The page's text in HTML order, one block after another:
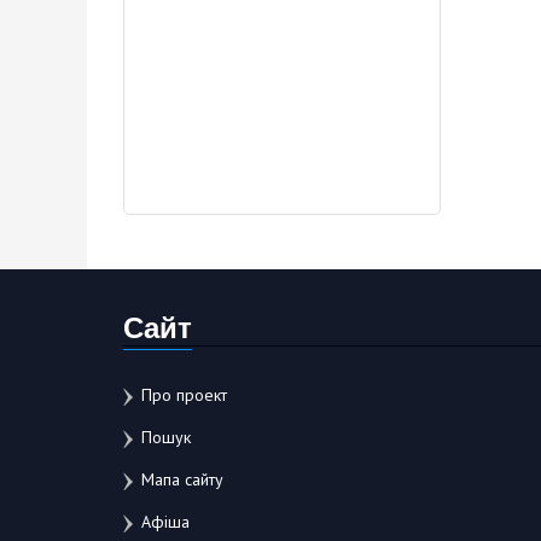
Сайт
Про проект
Пошук
Мапа сайту
Афіша